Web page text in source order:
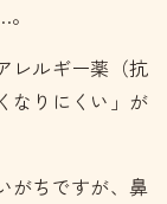
レルギー薬（抗
なりにくい」が
がちですが、鼻